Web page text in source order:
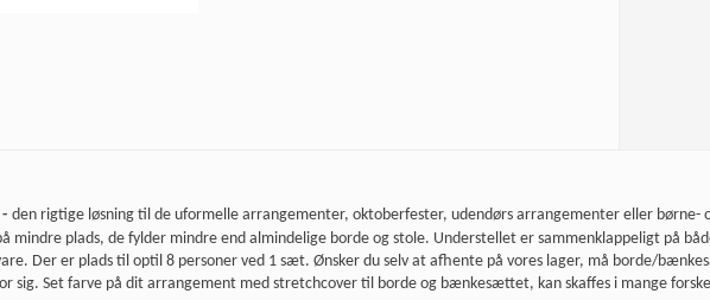
- den rigtige løsning til de uformelle arrangementer, oktoberfester, udendørs arrangementer eller børne-
mindre plads, de fylder mindre end almindelige borde og stole. Understellet er sammenklappeligt på
Der er plads til optil 8 personer ved 1 sæt. Ønsker du selv at afhente på vores lager, må borde/
sig. Set farve på dit arrangement med stretchcover til borde og bænkesættet, kan skaffes i mange